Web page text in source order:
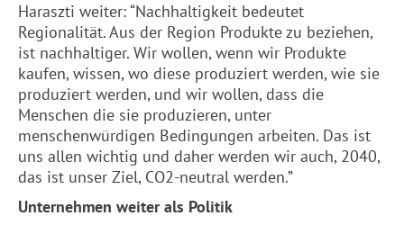
Haraszti weiter: “Nachhaltigkeit bedeutet
Regionalität. Aus der Region Produkte zu beziehen,
ist nachhaltiger. Wir wollen, wenn wir Produkte
kaufen, wissen, wo diese produziert werden, wie sie
produziert werden, und wir wollen, dass die
Menschen die sie produzieren, unter
menschenwürdigen Bedingungen arbeiten. Das ist
uns allen wichtig und daher werden wir auch, 2040,
das ist unser Ziel, CO2-neutral werden.”
Unternehmen weiter als Politik